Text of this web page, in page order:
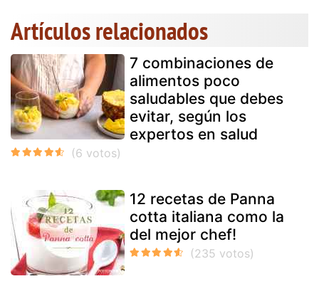
Artículos relacionados
7 combinaciones de
alimentos poco
saludables que debes
evitar, según los
expertos en salud
12 recetas de Panna
cotta italiana como la
del mejor chef!